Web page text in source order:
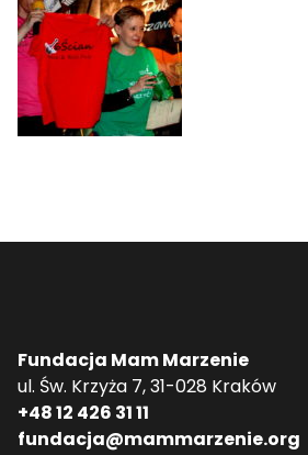
Fundacja Mam Marzenie
ul. Św. Krzyża 7, 31-028 Kraków
+48 12 426 31 11
fundacja@mammarzenie.org